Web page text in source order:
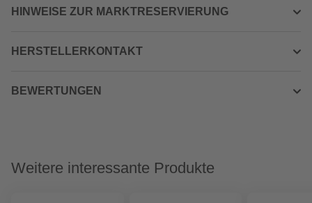
HINWEISE ZUR MARKTRESERVIERUNG
HERSTELLERKONTAKT
BEWERTUNGEN
Weitere interessante Produkte